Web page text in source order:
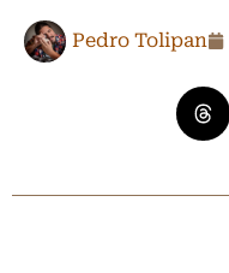
Pedro Tolipan